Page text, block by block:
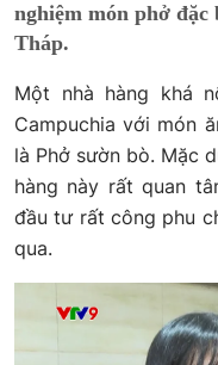
nghiệm món phở
Tháp.
Một nhà hàng khá
Campuchia với món
là Phở sườn bò. Mặc
hàng này rất quan
đầu tư rất công phu
qua.